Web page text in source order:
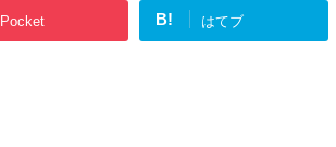
Pocket B! はてブ